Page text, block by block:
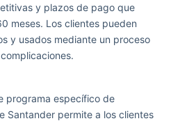
y plazos de pago que
meses. Los clientes pueden
y usados ​​mediante un proceso
programa específico de
Santander permite a los clientes